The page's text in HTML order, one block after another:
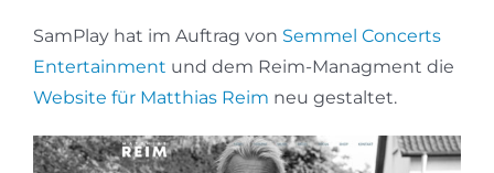
SamPlay hat im Auftrag von Semmel Concerts
Entertainment und dem Reim-Managment die
Website für Matthias Reim neu gestaltet.